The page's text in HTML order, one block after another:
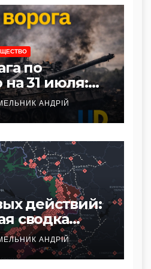
по
на 31 июля:
ВСУ
АНДРІЙ
действий:
сводка
на
АНДРІЙ